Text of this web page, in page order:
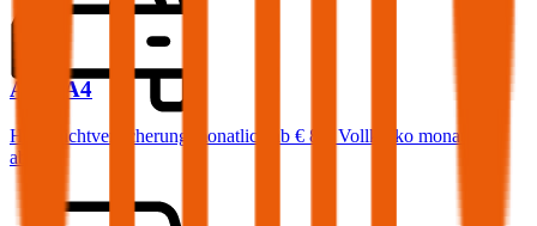
Audi A4
Haftpflichtversicherung monatlich ab € 87
Vollkasko monatlich
ab …